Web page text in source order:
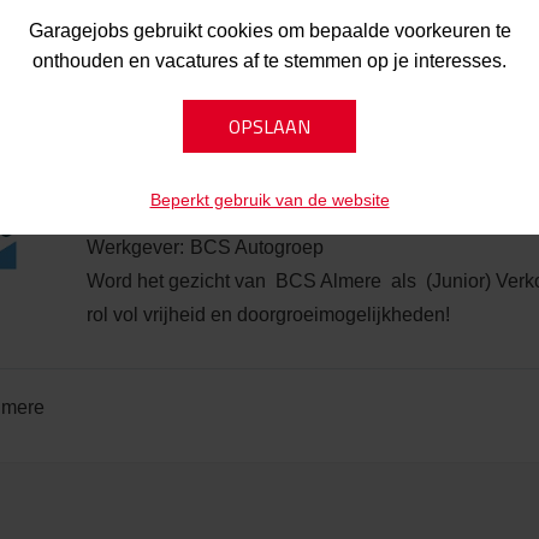
(Junior) Verkoopadviseur
Werkgever: BCS Autogroep
Word het gezicht van BCS Almere als (Junior)
rol vol vrijheid en doorgroeimogelijkheden!
Garagejobs gebruikt cookies om bepaalde voorkeuren te
onthouden en vacatures af te stemmen op je interesses.
Beperkt gebruik van de website